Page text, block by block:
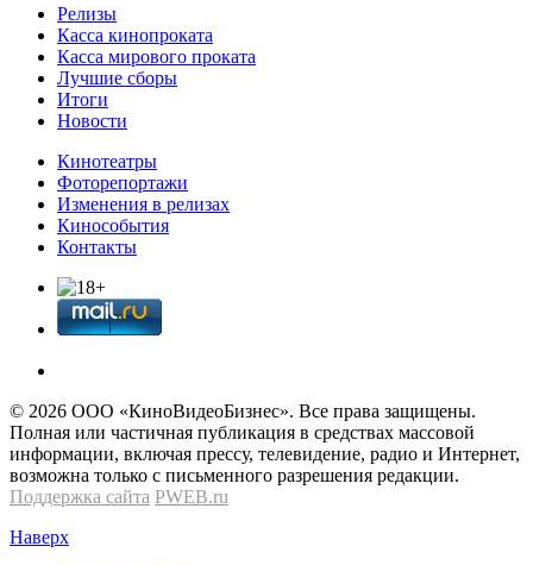
Релизы
Касса кинопроката
Касса мирового проката
Лучшие сборы
Итоги
Новости
Кинотеатры
Фоторепортажи
Изменения в релизах
Кинособытия
Контакты
© 2026 OOО «КиноВидеоБизнес». Все права защищены.
Полная или частичная публикация в средствах массовой
информации, включая прессу, телевидение, радио и Интернет,
возможна только с письменного разрешения редакции.
Поддержка сайта PWEB.ru
Наверх